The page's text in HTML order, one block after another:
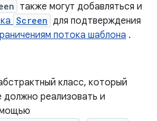
также могут добавляться и
Screen для подтверждения
потока шаблона .
класс, который
реализовать и